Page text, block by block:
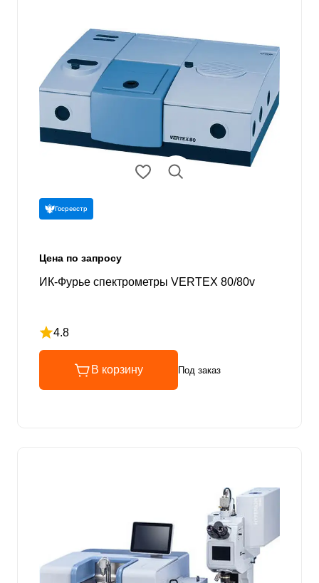
Госреестр
Цена по запросу
ИК-Фурье спектрометры VERTEX 80/80v
4.8
Рейтинг 4.8 из 5
В корзину Под заказ